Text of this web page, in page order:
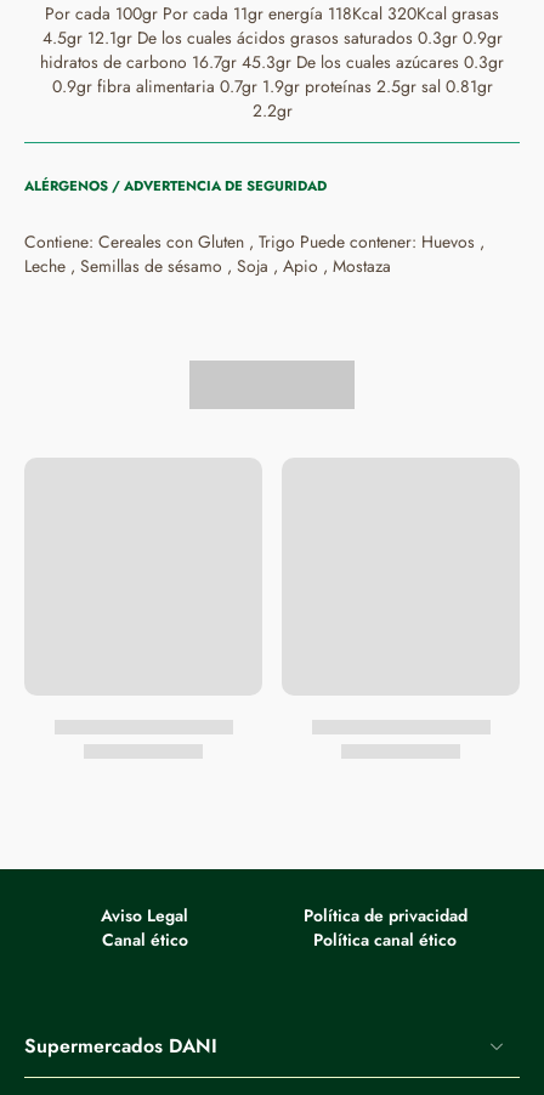
Por cada 100gr Por cada 11gr energía 118Kcal 320Kcal grasas
4.5gr 12.1gr De los cuales ácidos grasos saturados 0.3gr 0.9gr
hidratos de carbono 16.7gr 45.3gr De los cuales azúcares 0.3gr
0.9gr fibra alimentaria 0.7gr 1.9gr proteínas 2.5gr sal 0.81gr
2.2gr
ALÉRGENOS / ADVERTENCIA DE SEGURIDAD
Contiene: Cereales con Gluten , Trigo Puede contener: Huevos ,
Leche , Semillas de sésamo , Soja , Apio , Mostaza
Aviso Legal
Política de privacidad
Canal ético
Política canal ético
Supermercados DANI